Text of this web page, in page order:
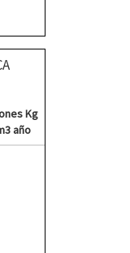
Kg
año